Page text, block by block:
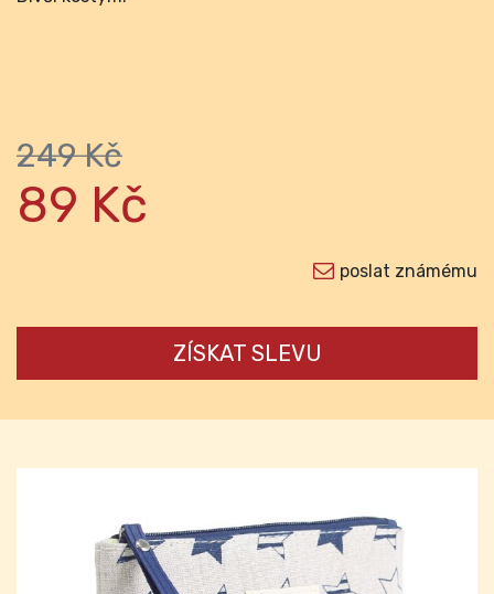
249 Kč
89 Kč
poslat známému
ZÍSKAT SLEVU